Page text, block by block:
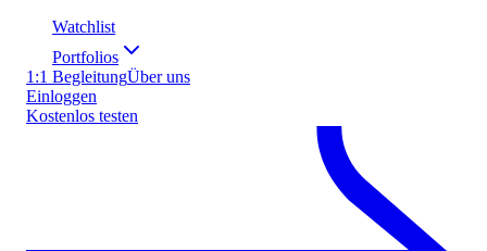
Watchlist
Portfolios
1:1 BegleitungÜber uns
Einloggen
Kostenlos testen